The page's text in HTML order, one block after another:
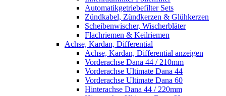
Automatikgetriebefilter Sets
Zündkabel, Zündkerzen & Glühkerzen
Scheibenwischer, Wischerbläter
Flachriemen & Keilriemen
Achse, Kardan, Differential
Achse, Kardan, Differential anzeigen
Vorderachse Dana 44 / 210mm
Vorderachse Ultimate Dana 44
Vorderachse Ultimate Dana 60
Hinterachse Dana 44 / 220mm